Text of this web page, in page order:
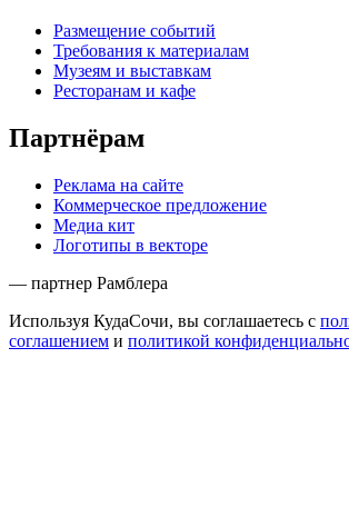
Размещение событий
Требования к материалам
Музеям и выставкам
Ресторанам и кафе
Партнёрам
Реклама на сайте
Коммерческое предложение
Медиа кит
Логотипы в векторе
— партнер Рамблера
Используя КудаСочи, вы соглашаетесь с
соглашением и политикой